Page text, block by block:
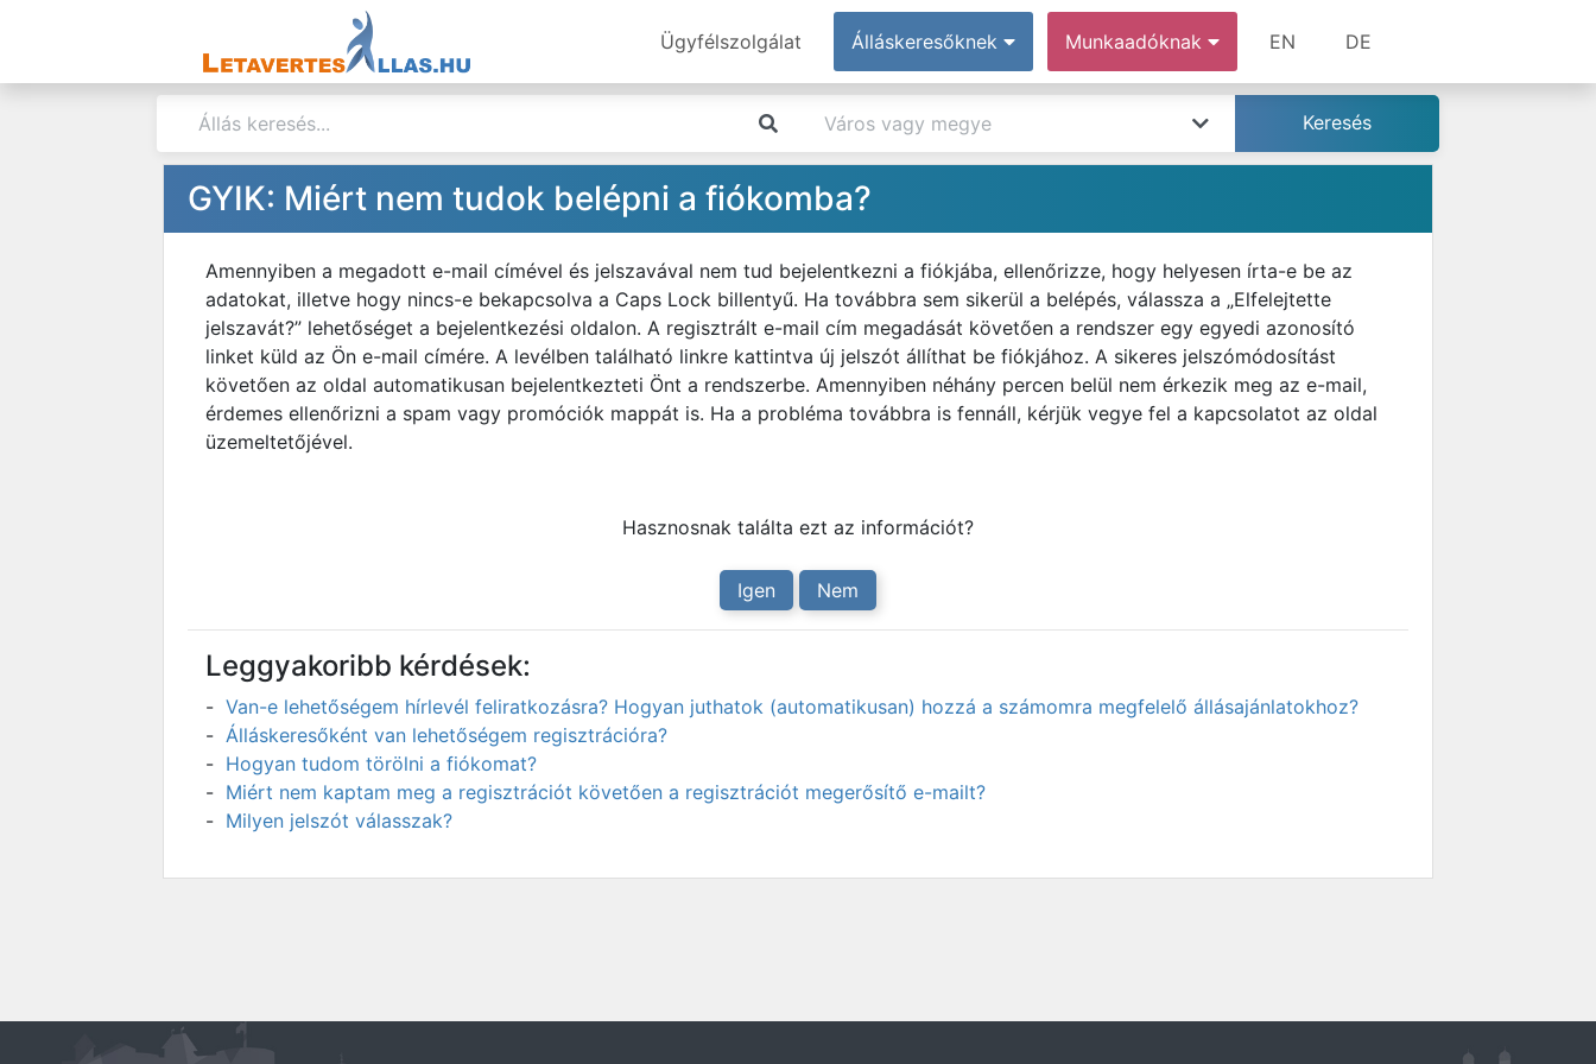
Ügyfélszolgálat Álláskeresőknek Munkaadóknak EN DE
GYIK: Miért nem tudok belépni a fiókomba?
Amennyiben a megadott e-mail címével és jelszavával nem tud bejelentkezni a fiókjába, ellenőrizze, hogy helyesen írta-e be az
adatokat, illetve hogy nincs-e bekapcsolva a Caps Lock billentyű. Ha továbbra sem sikerül a belépés, válassza a „Elfelejtette
jelszavát?” lehetőséget a bejelentkezési oldalon. A regisztrált e-mail cím megadását követően a rendszer egy egyedi azonosító
linket küld az Ön e-mail címére. A levélben található linkre kattintva új jelszót állíthat be fiókjához. A sikeres jelszómódosítást
követően az oldal automatikusan bejelentkezteti Önt a rendszerbe. Amennyiben néhány percen belül nem érkezik meg az e-mail,
érdemes ellenőrizni a spam vagy promóciók mappát is. Ha a probléma továbbra is fennáll, kérjük vegye fel a kapcsolatot az oldal
üzemeltetőjével.
Hasznosnak találta ezt az információt?
Igen Nem
Leggyakoribb kérdések:
Van-e lehetőségem hírlevél feliratkozásra? Hogyan juthatok (automatikusan) hozzá a számomra megfelelő állásajánlatokhoz?
Álláskeresőként van lehetőségem regisztrációra?
Hogyan tudom törölni a fiókomat?
Miért nem kaptam meg a regisztrációt követően a regisztrációt megerősítő e-mailt?
Milyen jelszót válasszak?